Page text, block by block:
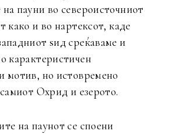
пауни во североисточниот
како и во нартексот, каде
ѕид среќаваме и
карактеристичен
мотив, но истовремено
Охрид и езерото.
на паунот се споени